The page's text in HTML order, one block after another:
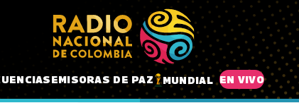
EMISORAS DE PAZ MUNDIAL EN VIVO